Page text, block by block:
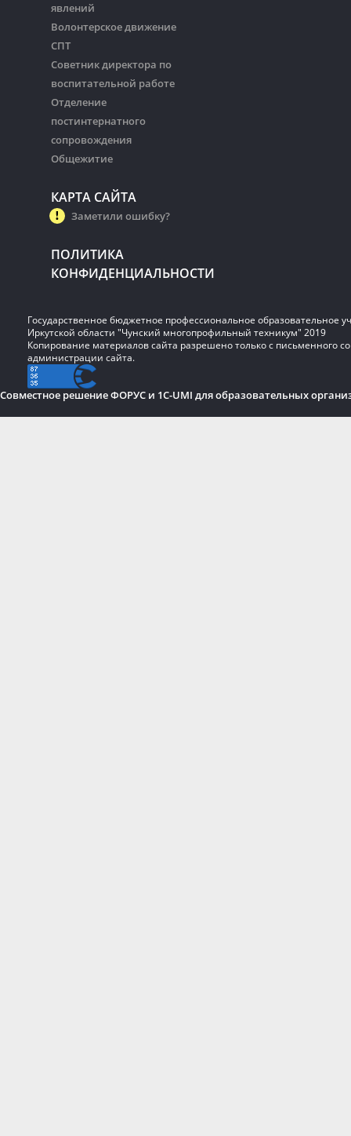
явлений
Волонтерское движение
СПТ
Советник директора по
воспитательной работе
Отделение
постинтернатного
сопровождения
Общежитие
КАРТА САЙТА
Заметили ошибку?
ПОЛИТИКА
КОНФИДЕНЦИАЛЬНОСТИ
Государственное бюджетное профессиональное образовательное
Иркутской области "Чунский многопрофильный техникум" 2019
Копирование материалов сайта разрешено только с письменного
администрации сайта.
Совместное решение ФОРУС и 1C-UMI для образовательных